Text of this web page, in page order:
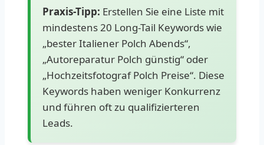
Praxis-Tipp: Erstellen Sie eine Liste mit
mindestens 20 Long-Tail Keywords wie
„bester Italiener Polch Abends“,
„Autoreparatur Polch günstig“ oder
„Hochzeitsfotograf Polch Preise“. Diese
Keywords haben weniger Konkurrenz
und führen oft zu qualifizierteren
Leads.